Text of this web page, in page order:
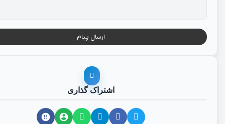
ارسال پیام
اشتراک گذاری